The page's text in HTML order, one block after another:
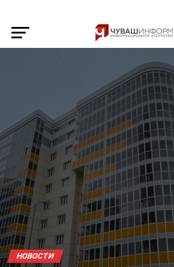
НОВОСТИ